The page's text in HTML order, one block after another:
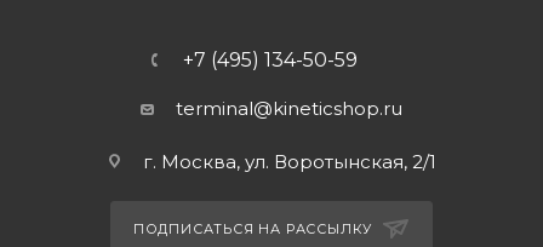
+7 (495) 134-50-59
terminal@kineticshop.ru
г. Москва, ул. Воротынская, 2/1
ПОДПИСАТЬСЯ НА РАССЫЛКУ